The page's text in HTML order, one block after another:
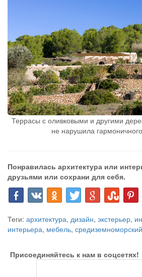
Террасы с оливковыми и другими
не нарушила
Понравилась архитектура или
друзьями или сохрани для себя.
Теги: архитектура, дизайн, экстерьер,
интерьера, мебель, средиземноморский
Присоединяйтесь к нам в соцсетях!